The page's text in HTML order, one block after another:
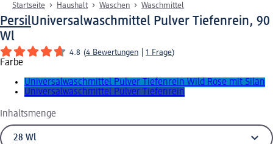
Startseite Haushalt Waschen Waschmittel
PersilUniversalwaschmittel Pulver Tiefenrein, 90
Wl
4.8 (4 Bewertungen 1 Frage)
Farbe
Universalwaschmittel Pulver Tiefenrein Wild Rose mit Silan
Universalwaschmittel Pulver Tiefenrein
Inhaltsmenge